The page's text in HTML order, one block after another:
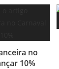
no
10%